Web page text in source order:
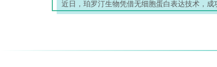
近日，珀罗汀生物凭借无细胞蛋白表达技术，